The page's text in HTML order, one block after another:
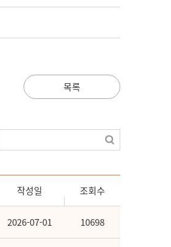
목록
작성일 조회수
2026-07-01 10698